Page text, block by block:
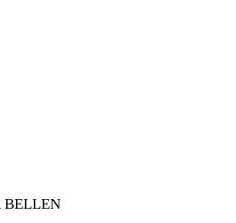
BELLEN